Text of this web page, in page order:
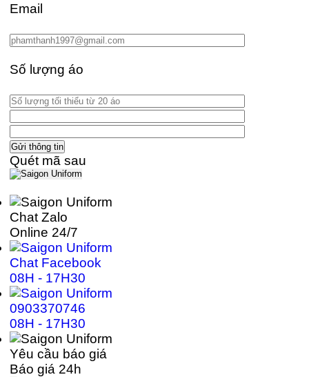
Email
Số lượng áo
Quét mã sau
Chat Zalo
Online 24/7
Chat Facebook
08H - 17H30
0903370746
08H - 17H30
Yêu cầu báo giá
Báo giá 24h